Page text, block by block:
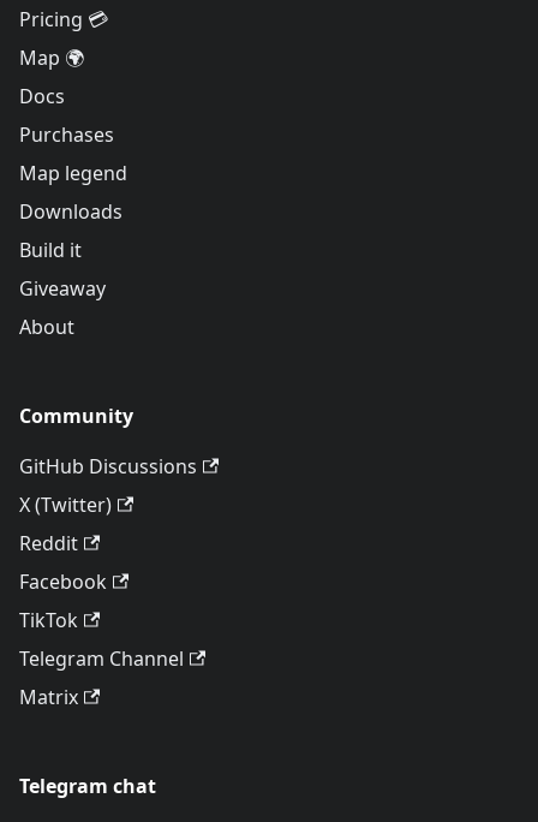
Pricing 💳
Map 🌍
Docs
Purchases
Map legend
Downloads
Build it
Giveaway
About
Community
GitHub Discussions
X (Twitter)
Reddit
Facebook
TikTok
Telegram Channel
Matrix
Telegram chat